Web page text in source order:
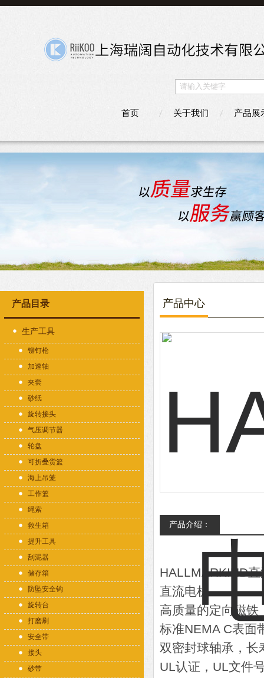
首页 关于我们 产品展
产品目录
生产工具
铆钉枪
加速轴
夹套
砂纸
旋转接头
气压调节器
轮盘
可折叠货篮
海上吊笼
工作篮
绳索
救生箱
提升工具
刮泥器
储存箱
防坠安全钩
旋转台
打磨刷
安全带
接头
砂带
产品中心
产品介绍：
HALLMARKIND
直流电机
高质量的定向磁铁
标准NEMA C表面
双密封球轴承，长
UL认证，UL文件